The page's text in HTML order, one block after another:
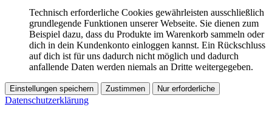
Technisch erforderliche Cookies gewährleisten ausschließlich
grundlegende Funktionen unserer Webseite. Sie dienen zum
Beispiel dazu, dass du Produkte im Warenkorb sammeln oder
dich in dein Kundenkonto einloggen kannst. Ein Rückschluss
auf dich ist für uns dadurch nicht möglich und dadurch
anfallende Daten werden niemals an Dritte weitergegeben.
Einstellungen speichern Zustimmen Nur erforderliche
Datenschutzerklärung